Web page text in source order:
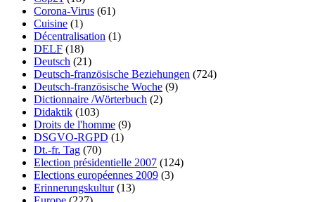
Corona-Virus (61)
Cuisine (1)
Décentralisation (1)
DELF (18)
Deutsch (21)
Deutsch-französische Beziehungen (724)
Deutsch-französische Woche (9)
Dictionnaire /Wörterbuch (2)
Didaktik (103)
Droits de l'homme (9)
DSGVO-RGPD (1)
Dt.-fr. Tag (70)
Election présidentielle 2007 (124)
Elections européennes 2009 (3)
Erinnerungskultur(13)